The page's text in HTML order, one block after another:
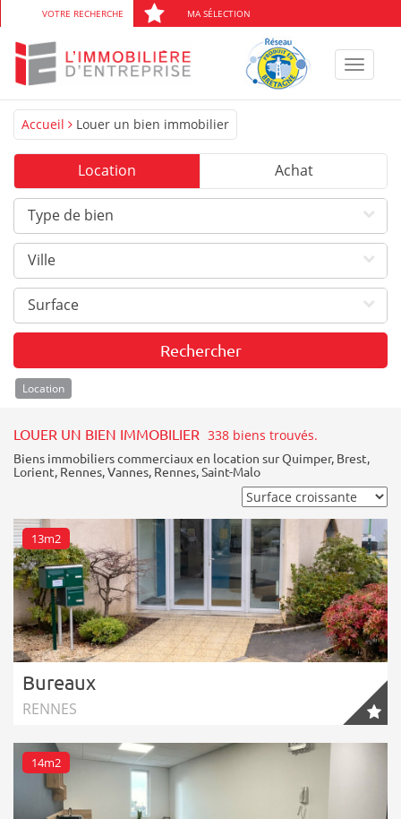
VOTRE RECHERCHE MA SÉLECTION
Toggle
Accueil Louer un bien immobilier
Location Achat
Type de bien
Ville
Surface
Location
LOUER UN BIEN IMMOBILIER 338 biens trouvés.
Biens immobiliers commerciaux en location surQuimper, Brest,
Lorient, Rennes,Vannes, Rennes,Saint-Malo
13m2
Bureaux
RENNES
14m2